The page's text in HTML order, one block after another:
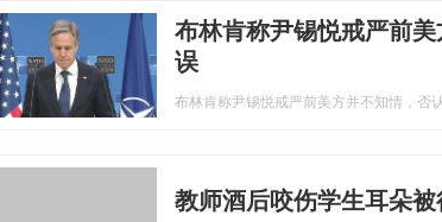
布林肯称尹锡悦戒严前
误
布林肯称尹锡悦戒严前美方并不知情，否
教师酒后咬伤学生耳朵